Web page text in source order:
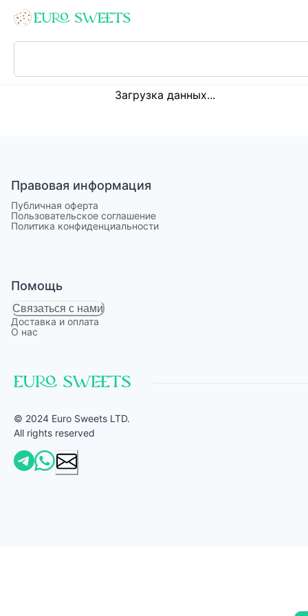
Loading...
Загрузка данных...
Правовая информация
Публичная оферта
Пользовательское соглашение
Политика конфиденциальности
Помощь
Связаться с нами
Доставка и оплата
О нас
© 2024 Euro Sweets LTD.
All rights reserved